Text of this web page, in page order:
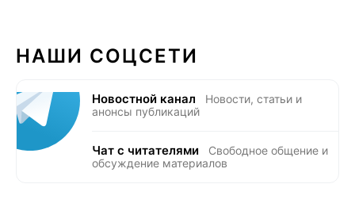
НАШИ СОЦСЕТИ
Новостной канал
Новости, статьи и
анонсы публикаций
Чат с читателями
Свободное общение и
обсуждение материалов